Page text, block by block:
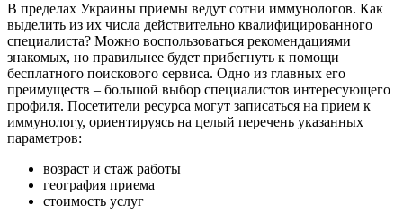
В пределах Украины приемы ведут сотни иммунологов. Как
выделить из их числа действительно квалифицированного
специалиста? Можно воспользоваться рекомендациями
знакомых, но правильнее будет прибегнуть к помощи
бесплатного поискового сервиса. Одно из главных его
преимуществ – большой выбор специалистов интересующего
профиля. Посетители ресурса могут записаться на прием к
иммунологу, ориентируясь на целый перечень указанных
параметров:
возраст и стаж работы
география приема
стоимость услуг